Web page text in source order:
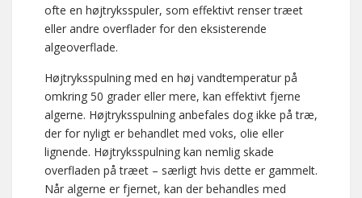
ofte en højtryksspuler, som effektivt renser træet
eller andre overflader for den eksisterende
algeoverflade.
Højtryksspulning med en høj vandtemperatur på
omkring 50 grader eller mere, kan effektivt fjerne
algerne. Højtryksspulning anbefales dog ikke på træ,
der for nyligt er behandlet med voks, olie eller
lignende. Højtryksspulning kan nemlig skade
overfladen på træet – særligt hvis dette er gammelt.
Når algerne er fjernet, kan der behandles med